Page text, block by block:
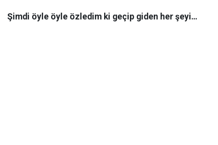
Şimdi öyle öyle özledim ki geçip giden her şeyi…